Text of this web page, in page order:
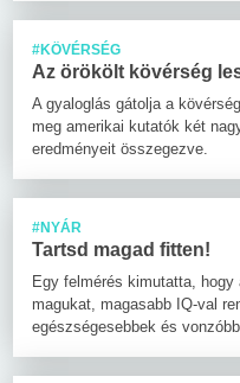
#KÖVÉRSÉG
Az örökölt kövérség
A gyaloglás gátolja a
meg amerikai kutatók két
eredményeit összegezve.
#NYÁR
Tartsd magad fitten!
Egy felmérés kimutatta,
magukat, magasabb IQ-val
egészségesebbek és